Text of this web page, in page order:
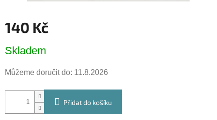
140 Kč
cena:
Skladem
Můžeme doručit do: 11.8.2026
Přidat do košíku